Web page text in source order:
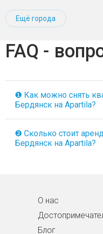
Ещё города
FAQ -
❶ Как можно снять
Бердянск на Apartila?
❷ Сколько стоит
Бердянск на Apartila?
О нас
Блог